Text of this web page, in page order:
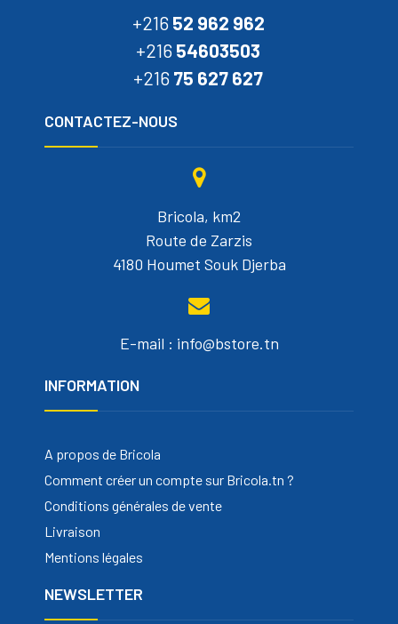
+216 52 962 962
+216 54603503
+216 75 627 627
CONTACTEZ-NOUS
Bricola, km2
Route de Zarzis
4180 Houmet Souk Djerba
E-mail : info@bstore.tn
INFORMATION
A propos de Bricola
Comment créer un compte sur Bricola.tn ?
Conditions générales de vente
Livraison
Mentions légales
NEWSLETTER